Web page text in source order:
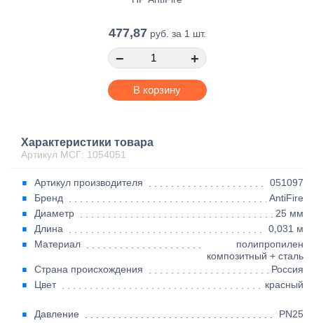
477,87руб. за 1 шт.
− +
В корзину
Характеристики товара
Артикул МСГ: 1054051
Артикул производителя
051097
Бренд
AntiFire
Диаметр
25 мм
Длина
0,031 м
Материал
полипропилен
композитный + сталь
Страна происхождения
Россия
Цвет
красный
Давление
PN25